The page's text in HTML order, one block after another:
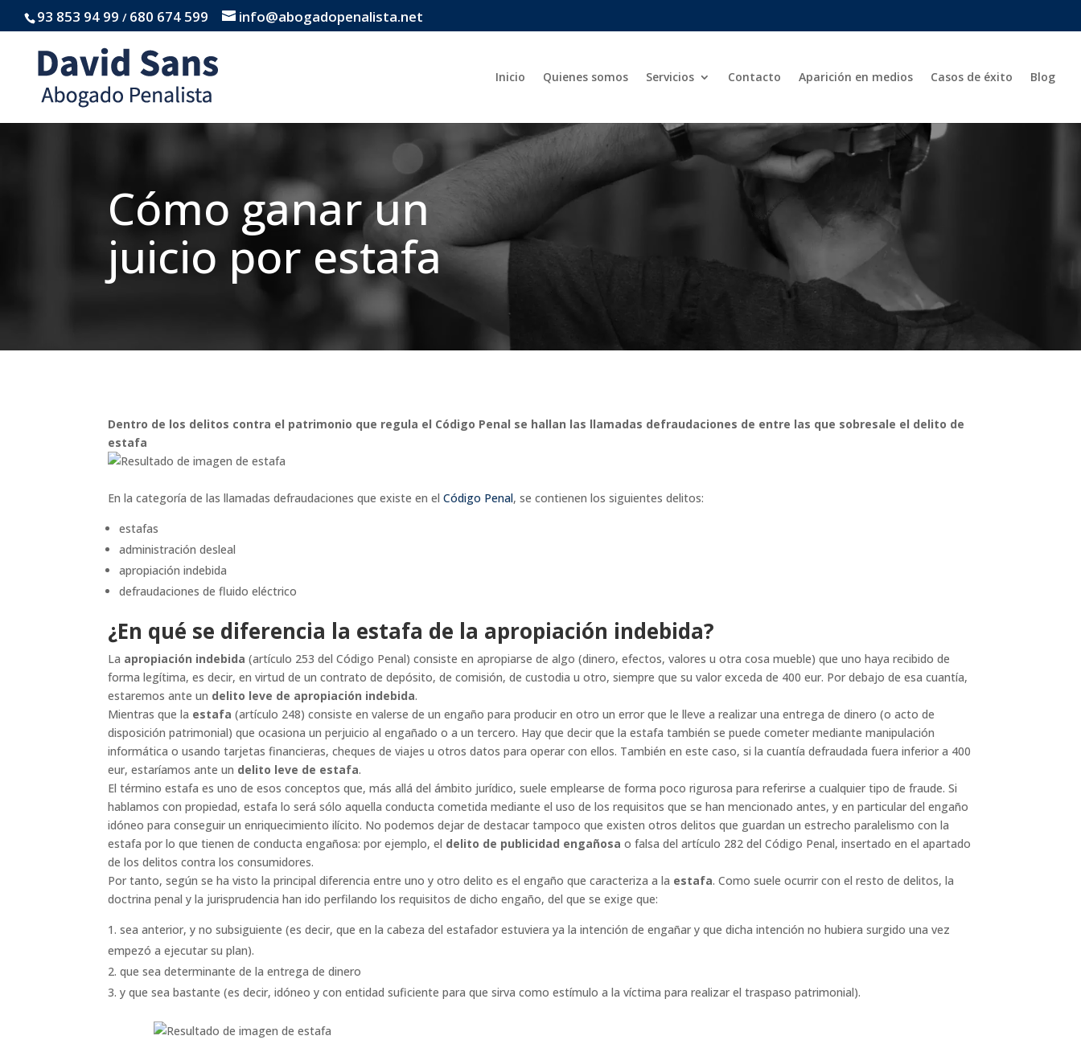
93 853 94 99 / 680 674 599 info@abogadopenalista.net
Inicio Quienes somos Servicios Contacto Aparición en medios Casos de éxito Blog
Cómo ganar un
juicio por estafa
Dentro de los delitos contra el patrimonio que regula el Código Penal se hallan las llamadas defraudaciones de entre las que sobresale el delito de
estafa
En la categoría de las llamadas defraudaciones que existe en elCódigo Penal, se contienen los siguientes delitos:
estafas
administración desleal
apropiación indebida
defraudaciones de fluido eléctrico
¿En qué se diferencia la estafa de la apropiación indebida?
La apropiación indebida (artículo 253 del Código Penal) consiste en apropiarse de algo (dinero, efectos, valores u otra cosa mueble) que uno haya recibido de
forma legítima, es decir, en virtud de un contrato de depósito, de comisión, de custodia u otro, siempre que su valor exceda de 400 eur. Por debajo de esa cuantía,
estaremos ante un delito leve de apropiación indebida.
Mientras que la estafa (artículo 248) consiste en valerse de un engaño para producir en otro un error que le lleve a realizar una entrega de dinero (o acto de
disposición patrimonial) que ocasiona un perjuicio al engañado o a un tercero. Hay que decir que la estafa también se puede cometer mediante manipulación
informática o usando tarjetas financieras, cheques de viajes u otros datos para operar con ellos. También en este caso, si la cuantía defraudada fuera inferior a 400
eur, estaríamos ante un delito leve de estafa.
El término estafa es uno de esos conceptos que, más allá del ámbito jurídico, suele emplearse de forma poco rigurosa para referirse a cualquier tipo de fraude. Si
hablamos con propiedad, estafa lo será sólo aquella conducta cometida mediante el uso de los requisitos que se han mencionado antes, y en particular del engaño
idóneo para conseguir un enriquecimiento ilícito. No podemos dejar de destacar tampoco que existen otros delitos que guardan un estrecho paralelismo con la
estafa por lo que tienen de conducta engañosa: por ejemplo, el delito de publicidad engañosa o falsa del artículo 282 del Código Penal, insertado en el apartado
de los delitos contra los consumidores.
Por tanto, según se ha visto la principal diferencia entre uno y otro delito es el engaño que caracteriza a la estafa. Como suele ocurrir con el resto de delitos, la
doctrina penal y la jurisprudencia han ido perfilando los requisitos de dicho engaño, del que se exige que:
sea anterior, y no subsiguiente (es decir, que en la cabeza del estafador estuviera ya la intención de engañar y que dicha intención no hubiera surgido una vez
empezó a ejecutar su plan).
que sea determinante de la entrega de dinero
y que sea bastante (es decir, idóneo y con entidad suficiente para que sirva como estímulo a la víctima para realizar el traspaso patrimonial).